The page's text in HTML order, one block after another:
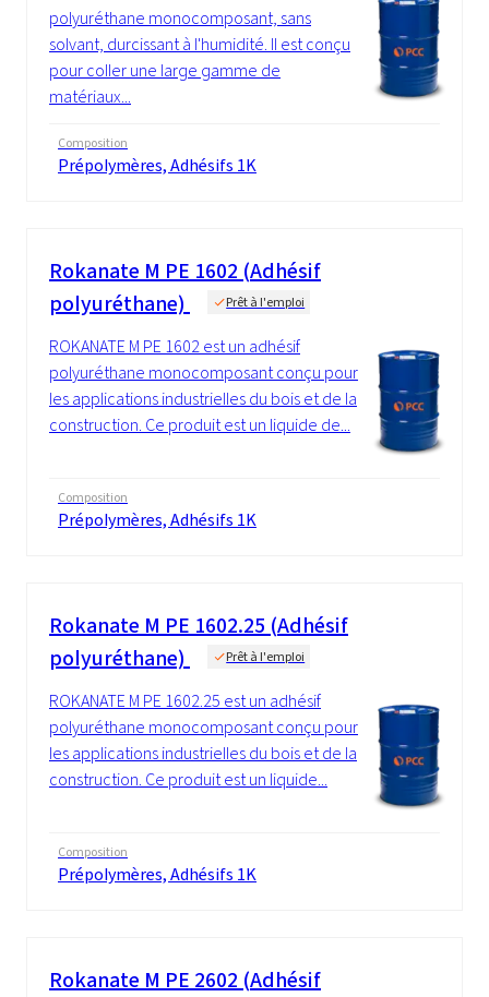
polyuréthane monocomposant, sans
solvant, durcissant à l'humidité. Il est conçu
pour coller une large gamme de
matériaux...
Composition
Prépolymères, Adhésifs 1K
Rokanate M PE 1602 (Adhésif
polyuréthane)
Prêt à l'emploi
ROKANATE M PE 1602 est un adhésif
polyuréthane monocomposant conçu pour
les applications industrielles du bois et de la
construction. Ce produit est un liquide de...
Composition
Prépolymères, Adhésifs 1K
Rokanate M PE 1602.25 (Adhésif
polyuréthane)
Prêt à l'emploi
ROKANATE M PE 1602.25 est un adhésif
polyuréthane monocomposant conçu pour
les applications industrielles du bois et de la
construction. Ce produit est un liquide...
Composition
Prépolymères, Adhésifs 1K
Rokanate M PE 2602 (Adhésif